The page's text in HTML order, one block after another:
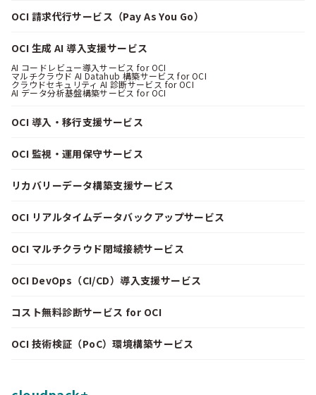
OCI 請求代行サービス（Pay As You Go）
OCI 生成 AI 導入支援サービス
AI コードレビュー導入サービス for OCI
マルチクラウド AI Datahub 構築サービス for OCI
クラウドセキュリティ AI 診断サービス for OCI
AI データ分析基盤構築サービス for OCI
OCI 導入・移行支援サービス
OCI 監視・運用保守サービス
リカバリーデータ構築支援サービス
OCI リアルタイムデータバックアップサービス
OCI マルチクラウド閉域接続サービス
OCI DevOps（CI/CD）導入支援サービス
コスト無料診断サービス for OCI
OCI 技術検証（PoC）環境構築サービス